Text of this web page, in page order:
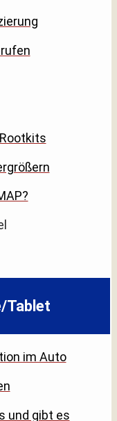
Tablet
im Auto
und gibt es